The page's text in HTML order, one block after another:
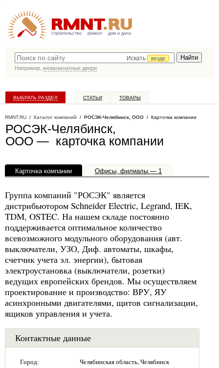
строительство ремонт дом и дача
Искать
везде
Например, межкомнатные двери
ВЫБРАТЬ РАЗДЕЛ СТАТЬИ ТОВАРЫ
RMNT.RU / Каталог компаний / РОСЭК-Челябинск, ООО / Карточка компании
РОСЭК-Челябинск,
ООО — карточка компании
Карточка компании Офисы, филиалы — 1
Группа компаний "РОСЭК" является
дистрибьютором Schneider Electric, Legrand, IEK,
TDM, OSTEC. На нашем складе постоянно
поддерживается оптимальное количество
всевозможного модульного оборудования (авт.
выключатели, УЗО, Диф. автоматы, шкафы,
счетчик учета эл. энергии), бытовая
электроустановка (выключатели, розетки)
ведущих европейских брендов. Мы осуществляем
проектирование и производство: ВРУ, ЯУ
асинхронными двигателями, щитов сигнализации,
ящиков управления и учета.
Контактные данные
Город: Челябинская область, Челябинск